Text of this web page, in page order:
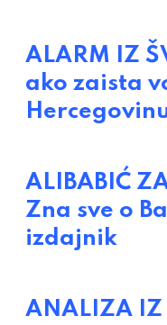
ALARM IZ
ako zaista
ALIBABIĆ
Zna sve o
izdajnik
ANALIZA IZ